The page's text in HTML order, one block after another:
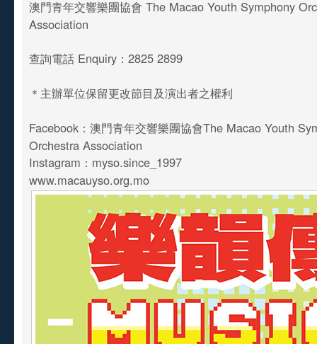
澳門青年交響樂團協會 The Macao Youth Symphony
Association
查詢電話 Enquiry：2825 2899
＊主辦單位保留更改節目及演出者之權利
Facebook：澳門青年交響樂團協會The Macao Youth
Orchestra Association
Instagram：myso.since_1997
www.macauyso.org.mo